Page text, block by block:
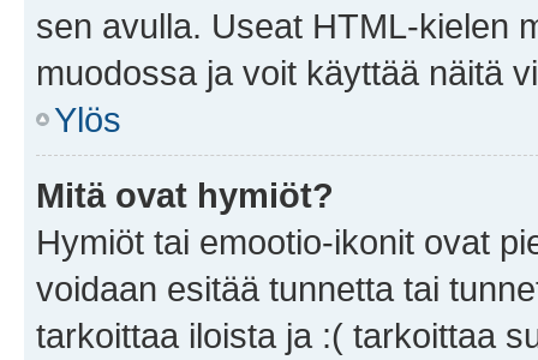
sen avulla. Useat HTML-kielen
muodossa ja voit käyttää näitä
Ylös
Mitä ovat hymiöt?
Hymiöt tai emootio-ikonit ovat
voidaan esitää tunnetta tai
tarkoittaa iloista ja :( tarkoittaa